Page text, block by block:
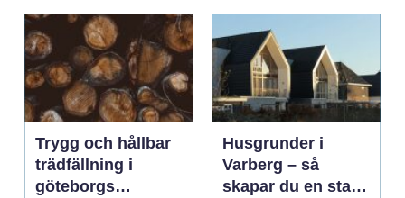
Trygg och hållbar
trädfällning i
göteborgs
Husgrunder i
Varberg – så
skapar du en stabil